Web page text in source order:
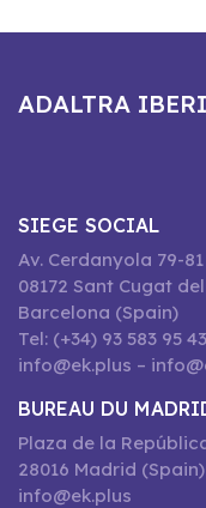
ADALTRA
SIEGE SOCIAL
Av. Cerdanyola 79-
08172 Sant Cugat
Barcelona (Spain)
Tel: (+34) 93 583 95
info@ek.plus –
BUREAU DU
Plaza de la
28016 Madrid (Spain)
info@ek.plus